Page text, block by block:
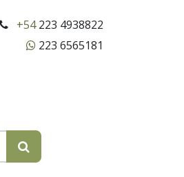
+54223 4938822
223 6565181